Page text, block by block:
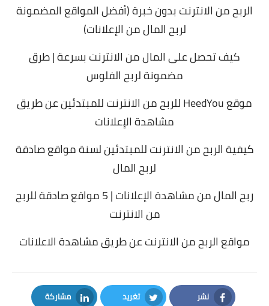
الربح من الانترنت بدون خبرة (أفضل المواقع المضمونة
لربح المال من الإعلانات)
كيف تحصل على المال من الانترنت بسرعة | طرق
مضمونة لربح الفلوس
موقع HeedYou للربح من الانترنت للمبتدئين عن طريق
مشاهدة الإعلانات
كيفية الربح من الانترنت للمبتدئين لسنة مواقع صادقة
لربح المال
ربح المال من مشاهدة الإعلانات | 5 مواقع صادقة للربح
من الانترنت
مواقع الربح من الانترنت عن طريق مشاهدة الاعلانات
نشر تغريد مشاركة